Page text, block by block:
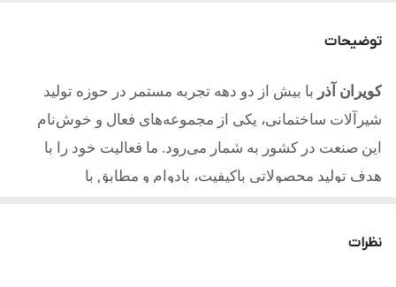
توضیحات
کویران آذر با بیش از دو دهه تجربه مستمر در حوزه تولید
شیرآلات ساختمانی، یکی از مجموعه‌های فعال و خوش‌نام
این صنعت در کشور به شمار می‌رود. ما فعالیت خود را با
هدف تولید محصولاتی باکیفیت، بادوام و مطابق با
فنی و تعهد به مشتریان یکی از مطلوب ترین تولیدکنندگان در
نظرات